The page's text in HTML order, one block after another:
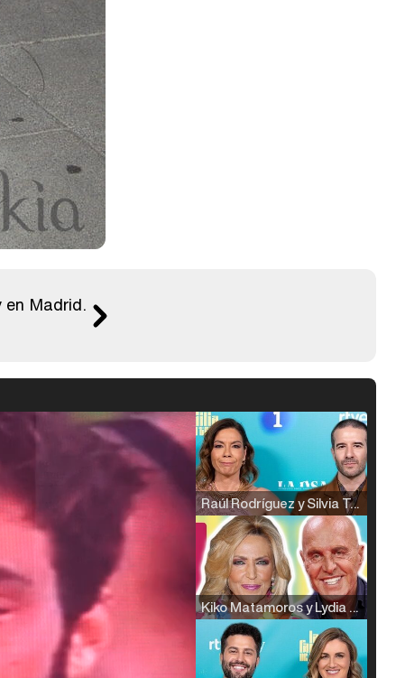
en Madrid.
Raúl Rodríguez y Silvia Taulés nos cuentan su papel en 'La familia de la tele'
Kiko Matamoros y Lydia Lozano: "Nuestro público es de todas las edades y RTVE tiene un público muy pegado a las novelas, al que tenemos que captar"